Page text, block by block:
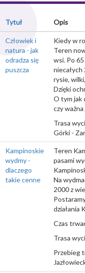
Tytuł Opis
Człowiek i
natura - jak
odradza się
puszcza
Kiedy w
Teren
wsi. Po
niecałych
rysie,
Dzięki
O tym jak
czy
Trasa
Górki -
Kampinoskie
wydmy -
dlaczego
takie cenne
Teren
pasami
Na
2000 z
działania
Czas
Trasa
Przebieg